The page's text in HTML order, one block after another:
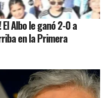
Albo le ganó 2-0 a
en la Primera